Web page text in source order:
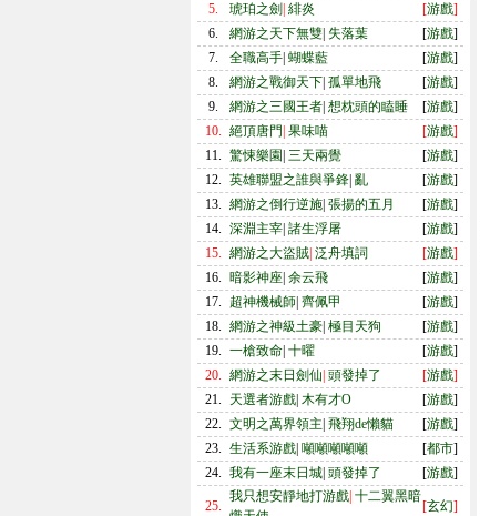
5.
琥珀之劍 緋炎 [游戲]
6.
網游之天下無雙 失落葉 [游戲]
7.
全職高手 蝴蝶藍 [游戲]
8.
網游之戰御天下 孤單地飛 [游戲]
9.
網游之三國王者 想枕頭的瞌睡 [游戲]
10. 絕頂唐門 果味喵 [游戲]
11. 驚悚樂園 三天兩覺 [游戲]
12. 英雄聯盟之誰與爭鋒 亂 [游戲]
13. 網游之倒行逆施 張揚的五月 [游戲]
14. 深淵主宰 諸生浮屠 [游戲]
15. 網游之大盜賊 泛舟填詞 [游戲]
16. 暗影神座 余云飛 [游戲]
17.
超神機械師 齊佩甲 [游戲]
18. 網游之神級土豪 極目天狗 [游戲]
19. 一槍致命 十曜 [游戲]
20. 網游之末日劍仙 頭發掉了 [游戲]
21.
天選者游戲 木有才O [游戲]
22. 文明之萬界領主 飛翔de懶貓 [游戲]
23. 生活系游戲 噸噸噸噸噸 [都市]
24. 我有一座末日城 頭發掉了 [游戲]
25.
我只想安靜地打游戲 十二翼黑暗
[玄幻]